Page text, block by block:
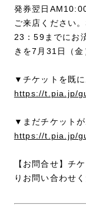
発券翌日
ご来店ください
23：59までにお
きを7月31日（
▼チケットを既
https://t.pia.jp/
▼まだチケット
https://t.pia.jp/
【お問合せ】チ
りお問い合わせく